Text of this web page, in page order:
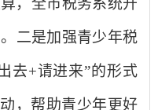
二是加强青少年税
去+请进来”的形式
，帮助青少年更好